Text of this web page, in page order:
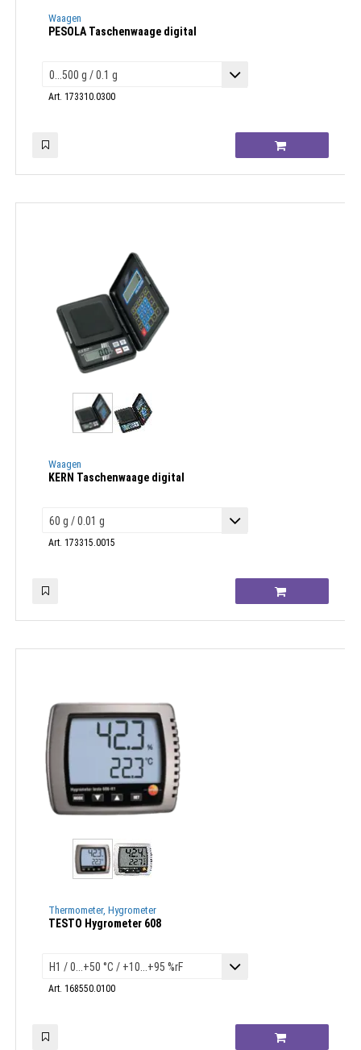
Waagen
PESOLA Taschenwaage digital
Art. 173310.0300
Waagen
KERN Taschenwaage digital
Art. 173315.0015
Thermometer, Hygrometer
TESTO Hygrometer 608
Art. 168550.0100